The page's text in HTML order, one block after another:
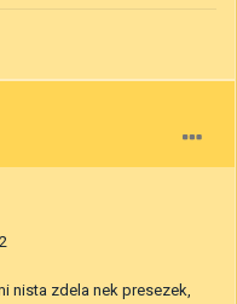
nista zdela nek presezek,